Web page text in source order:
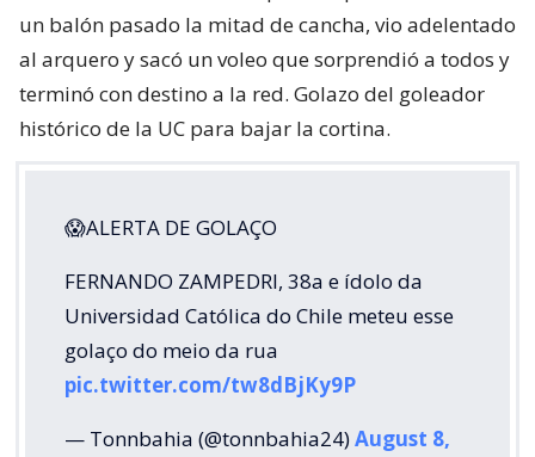
un balón pasado la mitad de cancha, vio adelentado
al arquero y sacó un voleo que sorprendió a todos y
terminó con destino a la red. Golazo del goleador
histórico de la UC para bajar la cortina.
😱ALERTA DE GOLAÇO
FERNANDO ZAMPEDRI, 38a e ídolo da
Universidad Católica do Chile meteu esse
golaço do meio da rua
pic.twitter.com/tw8dBjKy9P
— Tonnbahia (@tonnbahia24)August 8,